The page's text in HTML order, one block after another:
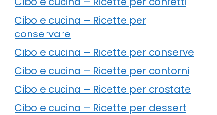
Cibo e cucina – Ricette per
conservare
Cibo e cucina – Ricette per conserve
Cibo e cucina – Ricette per contorni
Cibo e cucina – Ricette per crostate
Cibo e cucina – Ricette per dessert